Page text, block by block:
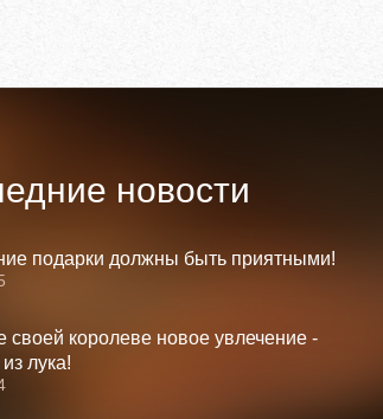
новости
подарки должны быть приятными!
своей королеве новое увлечение -
лука!